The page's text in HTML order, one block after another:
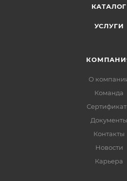
КАТАЛОГ
УСЛУГИ
О
Команда
Документы
Контакты
Новости
Карьера